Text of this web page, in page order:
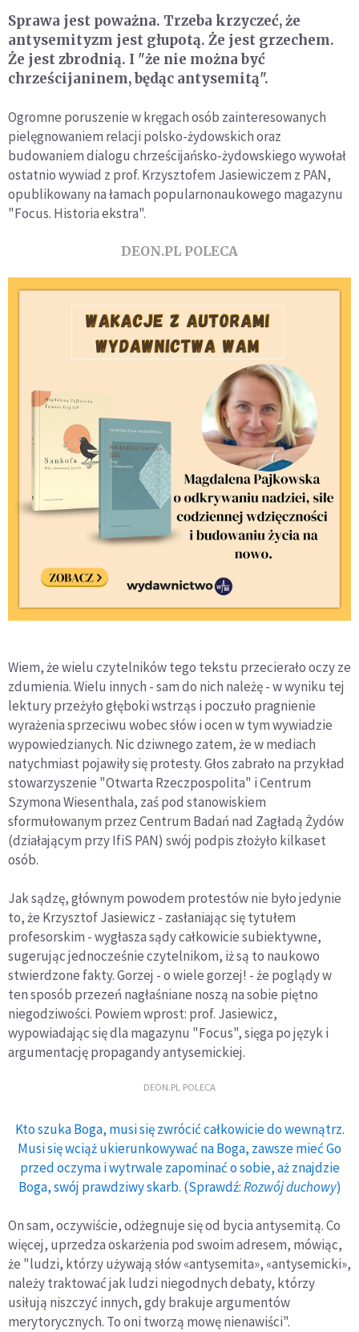
Sprawa jest poważna. Trzeba krzyczeć, że
antysemityzm jest głupotą. Że jest grzechem.
Że jest zbrodnią. I "że nie można być
chrześcijaninem, będąc antysemitą".
Ogromne poruszenie w kręgach osób zainteresowanych
pielęgnowaniem relacji polsko-żydowskich oraz
budowaniem dialogu chrześcijańsko-żydowskiego wywołał
ostatnio wywiad z prof. Krzysztofem Jasiewiczem z PAN,
opublikowany na łamach popularnonaukowego magazynu
"Focus. Historia ekstra".
DEON.PL POLECA
Wiem, że wielu czytelników tego tekstu przecierało oczy ze
zdumienia. Wielu innych - sam do nich należę - w wyniku tej
lektury przeżyło głęboki wstrząs i poczuło pragnienie
wyrażenia sprzeciwu wobec słów i ocen w tym wywiadzie
wypowiedzianych. Nic dziwnego zatem, że w mediach
natychmiast pojawiły się protesty. Głos zabrało na przykład
stowarzyszenie "Otwarta Rzeczpospolita" i Centrum
Szymona Wiesenthala, zaś pod stanowiskiem
sformułowanym przez Centrum Badań nad Zagładą Żydów
(działającym przy IfiS PAN) swój podpis złożyło kilkaset
osób.
Jak sądzę, głównym powodem protestów nie było jedynie
to, że Krzysztof Jasiewicz - zasłaniając się tytułem
profesorskim - wygłasza sądy całkowicie subiektywne,
sugerując jednocześnie czytelnikom, iż są to naukowo
stwierdzone fakty. Gorzej - o wiele gorzej! - że poglądy w
ten sposób przezeń nagłaśniane noszą na sobie piętno
niegodziwości. Powiem wprost: prof. Jasiewicz,
wypowiadając się dla magazynu "Focus", sięga po język i
argumentację propagandy antysemickiej.
DEON.PL POLECA
Kto szuka Boga, musi się zwrócić całkowicie do wewnątrz.
Musi się wciąż ukierunkowywać na Boga, zawsze mieć Go
przed oczyma i wytrwale zapominać o sobie, aż znajdzie
Boga, swój prawdziwy skarb. (Sprawdź:Rozwój duchowy)
On sam, oczywiście, odżegnuje się od bycia antysemitą. Co
więcej, uprzedza oskarżenia pod swoim adresem, mówiąc,
że "ludzi, którzy używają słów «antysemita», «antysemicki»,
należy traktować jak ludzi niegodnych debaty, którzy
usiłują niszczyć innych, gdy brakuje argumentów
merytorycznych. To oni tworzą mowę nienawiści".